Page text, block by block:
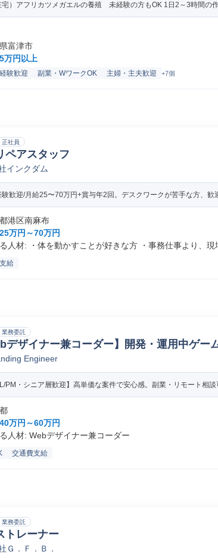
宅）アフリカツメガエルの養殖 未経験の方もOK 1日2～3時間の
富津市
万円以上
験歓迎 副業・WワークOK 主婦・主夫歓迎 +7個
正社員
ペアスタッフ
インクダム
験歓迎/月給25〜70万円+賞与年2回。デスクワークが苦手な方、歓
港区南麻布
万円～70万円
人材: ・体を動かすことが好きな方 ・事務仕事より、現
給
業務委託
デザイナー兼コーダー】開発・運用中ゲー
Engineer
PM・シニア層歓迎】高単価な案件で安心感。副業・リモート相
万円～60万円
人材: Webデザイナー兼コーダー
交通費支給
業務委託
トレーナー
Ｇ．Ｆ．Ｂ．